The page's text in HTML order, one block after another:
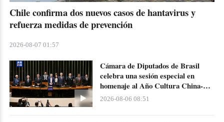
Chile confirma dos nuevos casos de hantavirus y
refuerza medidas de prevención
2026-08-07 01:57
Cámara de Diputados de Brasil
celebra una sesión especial en
homenaje al Año Cultura China-
Brasil 2026
2026-08-06 08:51